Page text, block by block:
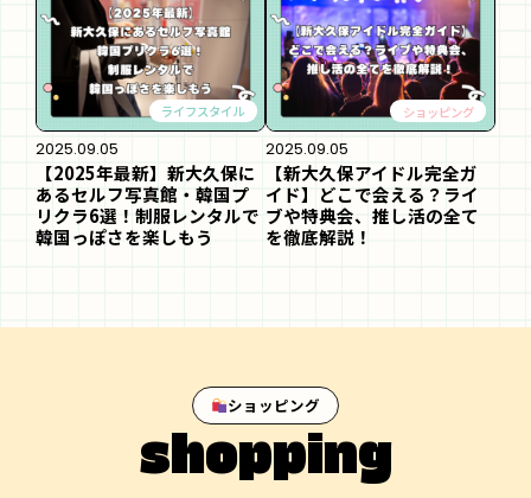
ライフスタイル
2025.09.05
【2025年最新】新大久保に
あるセルフ写真館・韓国プ
リクラ6選！制服レンタルで
韓国っぽさを楽しもう
ショッピング
2025.09.05
【新大久保アイドル完全ガ
イド】どこで会える？ライ
ブや特典会、推し活の全て
を徹底解説！
ショッピング
shopping